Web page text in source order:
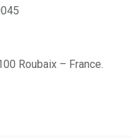
Roubaix – France.